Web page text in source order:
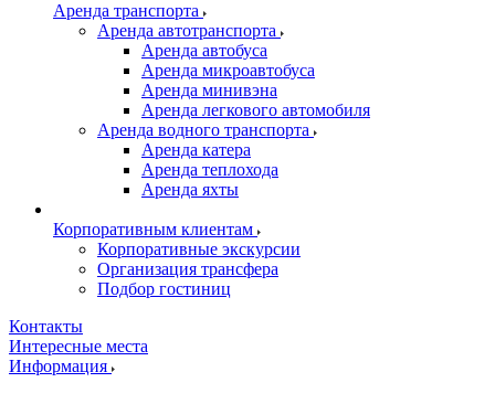
Аренда транспорта
Аренда автотранспорта
Аренда автобуса
Аренда микроавтобуса
Аренда минивэна
Аренда легкового автомобиля
Аренда водного транспорта
Аренда катера
Аренда теплохода
Аренда яхты
Корпоративным клиентам
Корпоративные экскурсии
Организация трансфера
Подбор гостиниц
Контакты
Интересные места
Информация